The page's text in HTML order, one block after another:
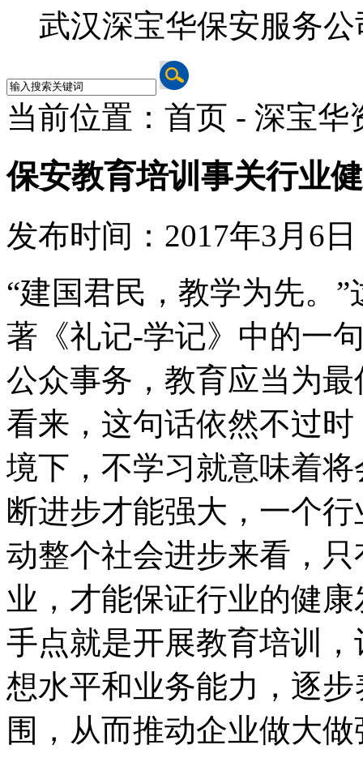
武汉深宝华保安服务公
当前位置：首页 - 深宝
保安教育培训事关行业
发布时间：2017年3月6
“建国君民，教学为先。
著《礼记-学记》中的一
公众事务，教育应当为
看来，这句话依然不过
境下，不学习就意味着
断进步才能强大，一个
动整个社会进步来看，
业，才能保证行业的健
手点就是开展教育培训
想水平和业务能力，逐
围，从而推动企业做大